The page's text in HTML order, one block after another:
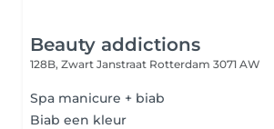
Beauty addictions
128B, Zwart Janstraat Rotterdam 3071 AW
Spa manicure + biab
Biab een kleur